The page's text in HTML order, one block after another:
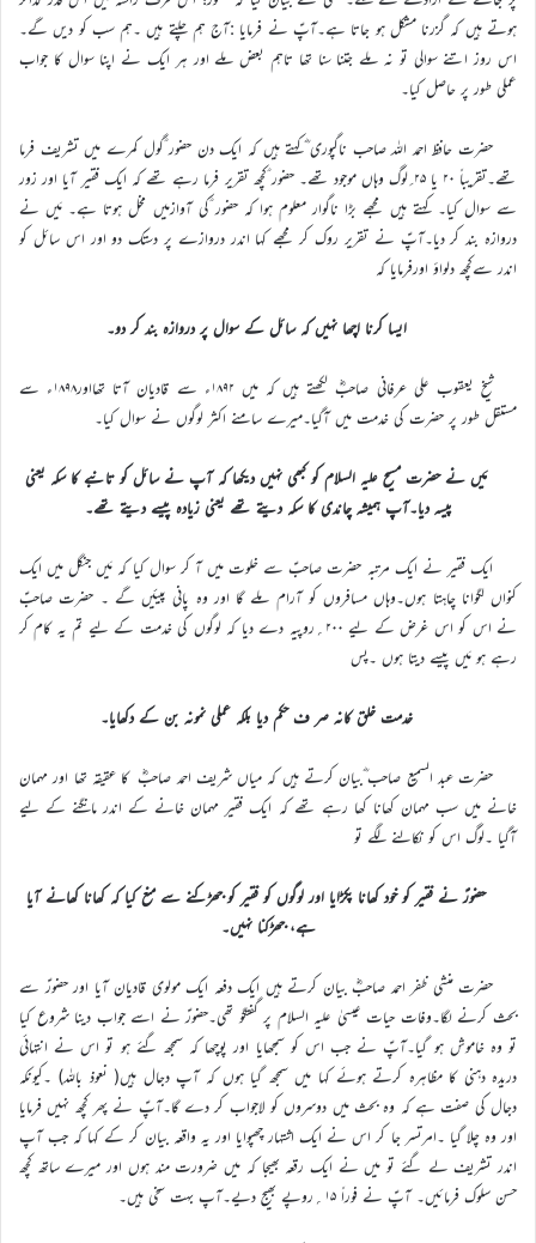
ہوتے ہیں کہ گزرنا مشکل ہو جاتا ہے۔آپؑ نے فرمایا :آج ہم چلتے ہیں ۔ہم سب کو دیں گے۔
اس روز اتنے سوالی تو نہ ملے جتنا سنا تھا تاہم بعض ملے اور ہر ایک نے اپنا سوال کا جواب
عملی طور پر حاصل کیا۔
حضرت حافظ احمد اللہ صاحب ناگپوری ؓکہتے ہیں کہ ایک دن حضور ؑگول کمرے میں تشریف فرما
تھے۔تقریباً ۲۰ یا ۲۵؍لوگ وہاں موجود تھے۔ حضور ؑکچھ تقریر فرما رہے تھے کہ ایک فقیر آیا اور زور
سے سوال کیا۔ کہتے ہیں مجھے بڑا ناگوار معلوم ہوا کہ حضور ؑکی آوازمیں مخل ہوتا ہے۔ مَیں نے
دروازہ بند کر دیا۔آپؑ نے تقریر روک کر مجھے کہا اندر دروازے پر دستک دو اور اس سائل کو
اندر سےکچھ دلواؤ اورفرمایا کہ
ایسا کرنا اچھا نہیں کہ سائل کے سوال پر دروازہ بند کر دو۔
شیخ یعقوب علی عرفانی صاحبؓ لکھتے ہیں کہ میں ۱۸۹۲ء سے قادیان آتا تھااور۱۸۹۸ء سے
مستقل طور پر حضرت کی خدمت میں آگیا۔میرے سامنے اکثر لوگوں نے سوال کیا۔
مَیں نے حضرت مسیح علیہ السلام کو کبھی نہیں دیکھا کہ آپ نے سائل کو تانبے کا سکہ یعنی
پیسہ دیا۔آپ ہمیشہ چاندی کا سکہ دیتے تھے یعنی زیادہ پیسے دیتے تھے۔
ایک فقیر نے ایک مرتبہ حضرت صاحبؑ سے خلوت میں آ کر سوال کیا کہ مَیں جنگل میں ایک
کنواں لگوانا چاہتا ہوں۔وہاں مسافروں کو آرام ملے گا اور وہ پانی پیئیں گے ۔ حضرت صاحبؑ
نے اس کو اس غرض کے لیے ۲۰۰؍روپیہ دے دیا کہ لوگوں کی خدمت کے لیے تم یہ کام کر
رہے ہو مَیں پیسے دیتا ہوں ۔پس
خدمت خلق کانہ صر ف حکم دیا بلکہ عملی نمونہ بن کے دکھایا۔
حضرت عبد السمیع صاحب ؓبیان کرتے ہیں کہ میاں شریف احمد صاحبؓ کا عقیقہ تھا اور مہمان
خانے میں سب مہمان کھانا کھا رہے تھے کہ ایک فقیر مہمان خانے کے اندر مانگنے کے لیے
آگیا ۔لوگ اس کو نکالنے لگے تو
حضورؑ نے فقیر کو خود کھانا پکڑایا اور لوگوں کو فقیر کو جھڑکنے سے منع کیا کہ کھانا کھانے آیا
ہے، جھڑکنا نہیں۔
حضرت منشی ظفر احمد صاحبؓ بیان کرتے ہیں ایک دفعہ ایک مولوی قادیان آیا اور حضورؑ سے
بحث کرنے لگا۔وفات حیات عیسیٰ علیہ السلام پر گفتگو تھی۔حضورؑ نے اسے جواب دینا شروع کیا
تو وہ خاموش ہو گیا۔آپؑ نے جب اس کو سمجھایا اور پوچھا کہ سمجھ گئے ہو تو اس نے انتہائی
دریدہ دہنی کا مظاہرہ کرتے ہوئے کہا میں سمجھ گیا ہوں کہ آپ دجال ہیں( نعوذ باللہ) ۔کیونکہ
دجال کی صفت ہے کہ وہ بحث میں دوسروں کو لاجواب کر دے گا۔آپؑ نے پھر کچھ نہیں فرمایا
اور وہ چلا گیا ۔امرتسر جا کر اس نے ایک اشتہار چھپوایا اور یہ واقعہ بیان کر کے کہا کہ جب آپ
اندر تشریف لے گئے تو میں نے ایک رقعہ بھیجا کہ میں ضرورت مند ہوں اور میرے ساتھ کچھ
حسن سلوک فرمائیں۔ آپؑ نے فوراً ۱۵؍روپے بھیج دیے۔آپ بہت سخی ہیں۔